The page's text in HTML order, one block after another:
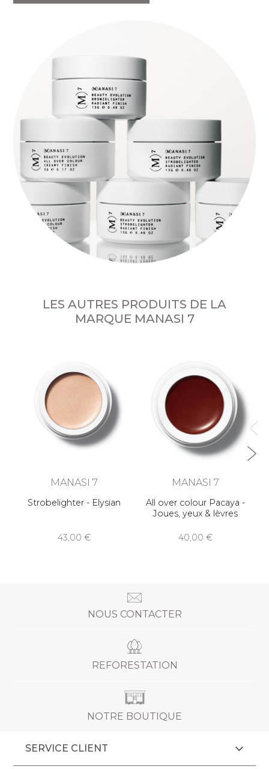
LES AUTRES PRODUITS DE LA
MARQUE MANASI 7
MANASI 7
Strobelighter - Elysian
43,00
MANASI 7
All over colour Pacaya -
Joues, yeux & lèvres
40,00
NOUS CONTACTER
REFORESTATION
NOTRE BOUTIQUE
SERVICE CLIENT